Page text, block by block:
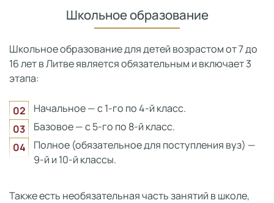
Школьное образование
Школьное образование для детей возрастом от 7 до
16 лет в Литве является обязательным и включает 3
этапа:
Начальное — с 1-го по 4-й класс.
Базовое — с 5-го по 8-й класс.
Полное (обязательное для поступления вуз) —
9-й и 10-й классы.
Также есть необязательная часть занятий в школе,